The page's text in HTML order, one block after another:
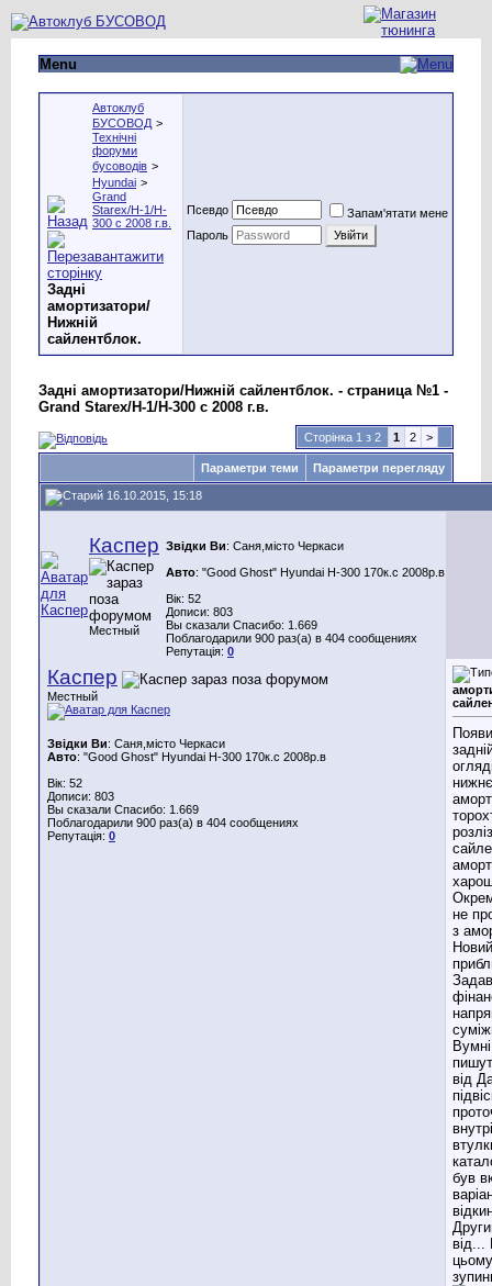
Menu
Автоклуб
БУСОВОД >
Технічні
форуми
бусоводів >
Hyundai >
Grand
Starex/H-1/H-
300 с 2008 г.в.
Задні
амортизатори/
Нижній
сайлентблок.
Псевдо
Запам'ятати мене
Пароль
Задні амортизатори/Нижній сайлентблок. - страница №1 -
Grand Starex/H-1/H-300 с 2008 г.в.
Сторінка 1 з 2 1 2 >
Параметри теми Параметри перегляду
16.10.2015, 15:18
Каспер
Местный
Звідки Ви: Саня,місто Черкаси
Авто: "Good Ghost" Hyundai H-300 170к.с 2008р.в
Вік: 52
Дописи: 803
Вы сказали Спасибо: 1.669
Поблагодарили 900 раз(а) в 404 сообщениях
Репутація: 0
Каспер
Местный
Звідки Ви: Саня,місто Черкаси
Авто: "Good Ghost" Hyundai H-300 170к.с 2008р.в
Вік: 52
Дописи: 803
Вы сказали Спасибо: 1.669
Поблагодарили 900 раз(а) в 404 сообщениях
Репутація: 0
не
з
від
був
цьому